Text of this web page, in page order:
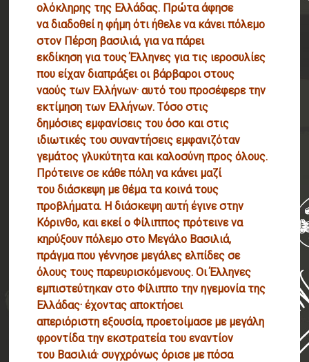
ολόκληρης της Ελλάδας. Πρώτα άφησε
να διαδοθεί η φήμη ότι ήθελε να κάνει πόλεμο
στον Πέρση βασιλιά, για να πάρει
εκδίκηση για τους Έλληνες για τις ιεροσυλίες
που είχαν διαπράξει οι βάρβαροι στους
ναούς των Ελλήνων· αυτό του προσέφερε την
εκτίμηση των Ελλήνων. Τόσο στις
δημόσιες εμφανίσεις του όσο και στις
ιδιωτικές του συναντήσεις εμφανιζόταν
γεμάτος γλυκύτητα και καλοσύνη προς όλους.
Πρότεινε σε κάθε πόλη να κάνει μαζί
του διάσκεψη με θέμα τα κοινά τους
προβλήματα. Η διάσκεψη αυτή έγινε στην
Κόρινθο, και εκεί ο Φίλιππος πρότεινε να
κηρύξουν πόλεμο στο Μεγάλο Βασιλιά,
πράγμα που γέννησε μεγάλες ελπίδες σε
όλους τους παρευρισκόμενους. Οι Έλληνες
εμπιστεύτηκαν στο Φίλιππο την ηγεμονία της
Ελλάδας· έχοντας αποκτήσει
απεριόριστη εξουσία, προετοίμασε με μεγάλη
φροντίδα την εκστρατεία του εναντίον
του Βασιλιά· συγχρόνως όρισε με πόσα